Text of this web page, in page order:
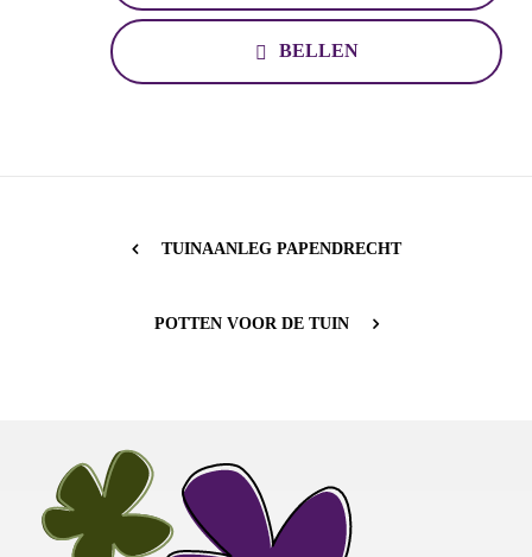
BELLEN
TUINAANLEG PAPENDRECHT
POTTEN VOOR DE TUIN